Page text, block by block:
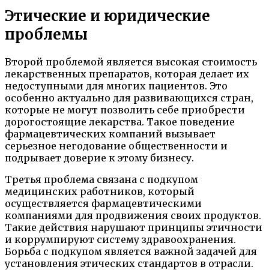
Этические и юридические
проблемы
Второй проблемой является высокая стоимость
лекарственных препаратов, которая делает их
недоступными для многих пациентов. Это
особенно актуально для развивающихся стран,
которые не могут позволить себе приобрести
дорогостоящие лекарства. Такое поведение
фармацевтических компаний вызывает
серьезное негодование общественности и
подрывает доверие к этому бизнесу.
Третья проблема связана с подкупом
медицинских работников, который
осуществляется фармацевтическими
компаниями для продвижения своих продуктов.
Такие действия нарушают принципы этичности
и коррумпируют систему здравоохранения.
Борьба с подкупом является важной задачей для
установления этических стандартов в отрасли.